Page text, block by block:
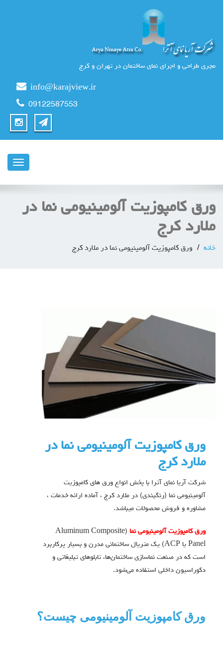
مجری طراحی و اجرای نمای ساختمان در تهران و کرج
info@karajview.ir
09122587553
ناوبری
ورق كامپوزيت آلومینیومی نما در
ملارد كرج
خانه ورق كامپوزيت آلومینیومی نما در ملارد كرج
ورق كامپوزيت آلومینیومی نما در
ملارد كرج
شرکت آریا نمای آترا با پخش انواع ورق های کامپوزیت
آلومینیومی نما (رنگبندی) در ملارد کرج ، آماده ارائه خدمات ،
مشاوره و فروش محصولات میباشد.
ورق کامپوزیت آلومینیومی نما (Aluminum Composite
Panel یا ACP) یک متریال ساختمانی مدرن و بسیار پرکاربرد
است که در صنعت نماسازی ساختمان‌ها، تابلوهای تبلیغاتی و
دکوراسیون داخلی استفاده می‌شود.
ورق کامپوزیت آلومینیومی چیست؟